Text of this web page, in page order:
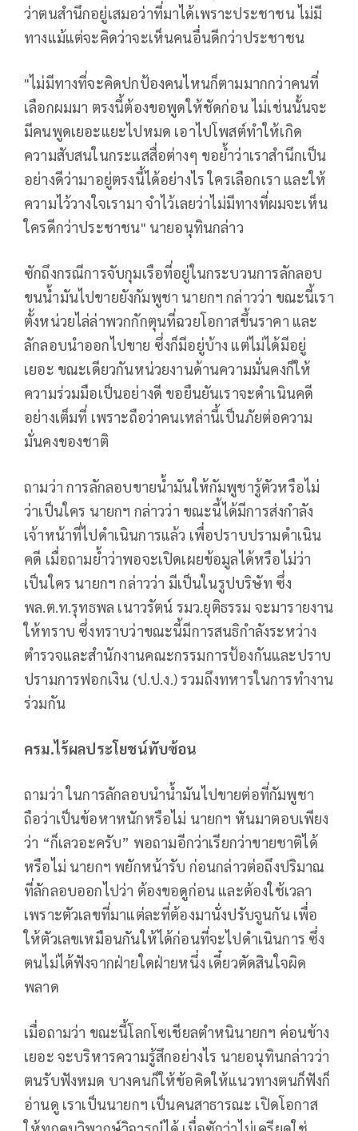
ว่าตนสำนึกอยู่เสมอว่าที่มาได้เพราะประชาชน ไม่มี
ทางแม้แต่จะคิดว่าจะเห็นคนอื่นดีกว่าประชาชน
"ไม่มีทางที่จะคิดปกป้องคนไหนก็ตามมากกว่าคนที่
เลือกผมมา ตรงนี้ต้องขอพูดให้ชัดก่อน ไม่เช่นนั้นจะ
มีคนพูดเยอะแยะไปหมด เอาไปโพสต์ทำให้เกิด
ความสับสนในกระแสสื่อต่างๆ ขอย้ำว่าเราสำนึกเป็น
อย่างดีว่ามาอยู่ตรงนี้ได้อย่างไร ใครเลือกเรา และให้
ความไว้วางใจเรามา จำไว้เลยว่าไม่มีทางที่ผมจะเห็น
ใครดีกว่าประชาชน" นายอนุทินกล่าว
ซักถึงกรณีการจับกุมเรือที่อยู่ในกระบวนการลักลอบ
ขนน้ำมันไปขายยังกัมพูชา นายกฯ กล่าวว่า ขณะนี้เรา
ตั้งหน่วยไล่ล่าพวกกักตุนที่ฉวยโอกาสขึ้นราคา และ
ลักลอบนำออกไปขาย ซึ่งก็มีอยู่บ้าง แต่ไม่ได้มีอยู่
เยอะ ขณะเดียวกันหน่วยงานด้านความมั่นคงก็ให้
ความร่วมมือเป็นอย่างดี ขอยืนยันเราจะดำเนินคดี
อย่างเต็มที่ เพราะถือว่าคนเหล่านี้เป็นภัยต่อความ
มั่นคงของชาติ
ถามว่า การลักลอบขายน้ำมันให้กัมพูชารู้ตัวหรือไม่
ว่าเป็นใคร นายกฯ กล่าวว่า ขณะนี้ได้มีการส่งกำลัง
เจ้าหน้าที่ไปดำเนินการแล้ว เพื่อปราบปรามดำเนิน
คดี เมื่อถามย้ำว่าพอจะเปิดเผยข้อมูลได้หรือไม่ว่า
เป็นใคร นายกฯ กล่าวว่า มีเป็นในรูปบริษัท ซึ่ง
พล.ต.ท.รุทธพล เนาวรัตน์ รมว.ยุติธรรม จะมารายงาน
ให้ทราบ ซึ่งทราบว่าขณะนี้มีการสนธิกำลังระหว่าง
ตำรวจและสำนักงานคณะกรรมการป้องกันและปราบ
ปรามการฟอกเงิน (ป.ป.ง.) รวมถึงทหารในการทำงาน
ร่วมกัน
ครม.ไร้ผลประโยชน์ทับซ้อน
ถามว่า ในการลักลอบนำน้ำมันไปขายต่อที่กัมพูชา
ถือว่าเป็นข้อหาหนักหรือไม่ นายกฯ หันมาตอบเพียง
ว่า “ก็เลวอะครับ” พอถามอีกว่าเรียกว่าขายชาติได้
หรือไม่ นายกฯ พยักหน้ารับ ก่อนกล่าวต่อถึงปริมาณ
ที่ลักลอบออกไปว่า ต้องขอดูก่อน และต้องใช้เวลา
เพราะตัวเลขที่มาแต่ละที่ต้องมานั่งปรับจูนกัน เพื่อ
ให้ตัวเลขเหมือนกันให้ได้ก่อนที่จะไปดำเนินการ ซึ่ง
ตนไม่ได้ฟังจากฝ่ายใดฝ่ายหนึ่ง เดี๋ยวตัดสินใจผิด
พลาด
เมื่อถามว่า ขณะนี้โลกโซเชียลตำหนินายกฯ ค่อนข้าง
เยอะ จะบริหารความรู้สึกอย่างไร นายอนุทินกล่าวว่า
ตนรับฟังหมด บางคนก็ให้ข้อคิดให้แนวทางตนก็ฟังก็
อ่านดู เราเป็นนายกฯ เป็นคนสาธารณะ เปิดโอกาส